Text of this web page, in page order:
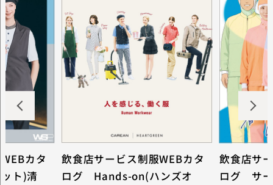
カタ
ト)清
飲食店サービス制服WEBカタ
ログ Hands-on(ハンズオ
飲食店サ
ログ サ